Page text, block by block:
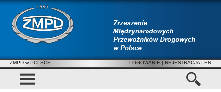
ZMPD w POLSCE LOGOWANIE | REJESTRACJA | EN